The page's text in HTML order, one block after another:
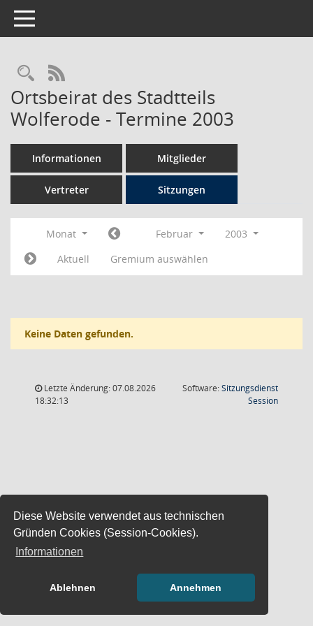
Diese Website verwendet aus technischen
Gründen Cookies (Session-Cookies).
Informationen
Ablehnen Annehmen
Toggle navigation
Rechercheauswahl
RSS-Feed
Ortsbeirat des Stadtteils
Wolferode - Termine 2003
Informationen Mitglieder
Vertreter Sitzungen
Monat Februar
2003
Aktuell
Gremium auswählen
Keine Daten gefunden.
Letzte Änderung: 07.08.2026
18:32:13
Software:Sitzungsdienst
Session(Wird in